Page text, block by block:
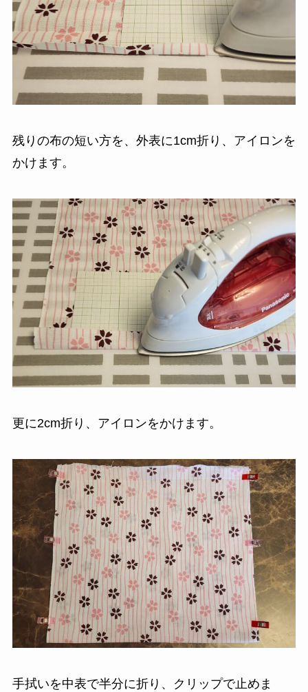
残りの布の短い方を、外表に1cm折り、アイロンを
かけます。
更に2cm折り、アイロンをかけます。
手拭いを中表で半分に折り、クリップで止めま